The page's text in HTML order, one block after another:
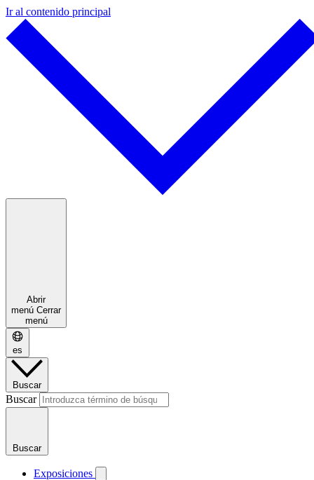
Ir al contenido principal
Abrir
menú Cerrar
menú
es
Buscar
Buscar
Buscar
Exposiciones